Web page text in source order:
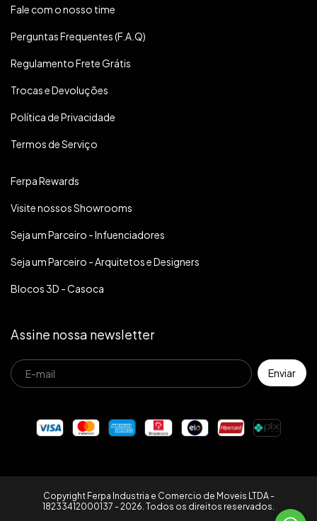
Fale com o nosso time
Perguntas Frequentes (F.A.Q)
Regulamento Frete Grátis
Trocas e Devoluções
Política de Privacidade
Termos de Serviço
Ferpa Rewards
Visite nossos Showrooms
Seja um Parceiro - Infuenciadores
Seja um Parceiro - Arquitetos e Designers
Blocos 3D - Casoca
Assine nossa newsletter
Copyright Ferpa Industria e Comercio de Moveis LTDA -
18233412000137 - 2026. Todos os direitos reservados.